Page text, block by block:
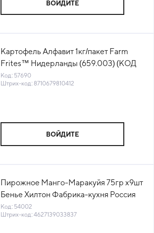
ВОЙДИТЕ
Картофель Алфавит 1кг/пакет Farm
Frites™ Нидерланды (659.003) (КОД
57690) (-18°С)
Код: 57690
Штрих-код: 8710679810412
ВОЙДИТЕ
Пирожное Манго-Маракуйя 75гр х9шт
Бенье Хилтон Фабрика-кухня Россия
(1070)(КОД 54002)(-18°С)
Код: 54002
Штрих-код: 4627139033837